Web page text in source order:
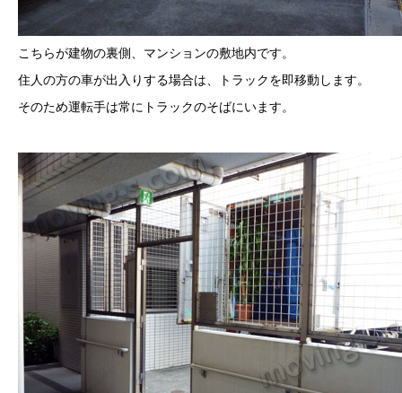
こちらが建物の裏側、マンションの敷地内です。
住人の方の車が出入りする場合は、トラックを即移動します。
そのため運転手は常にトラックのそばにいます。